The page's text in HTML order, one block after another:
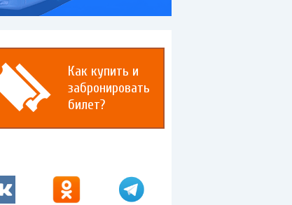
Как купить и
забронировать
билет?